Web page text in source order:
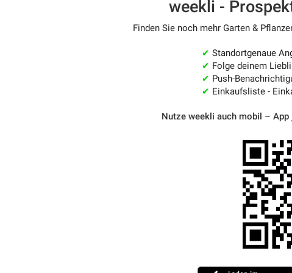
weekli -
Finden Sie noch mehr Garten &
✔ Standortgenaue
✔ Folge deinem
✔ Push-
✔ Einkaufsliste -
Nutze weekli auch mobil – App